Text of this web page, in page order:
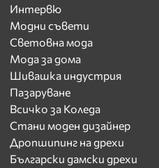
Интервю
Модни съвети
Световна мода
Мода за дома
Шивашка индустрия
Пазаруване
Всичко за Коледа
Стани моден дизайнер
Дропшипинг на дрехи
Български дамски дрехи